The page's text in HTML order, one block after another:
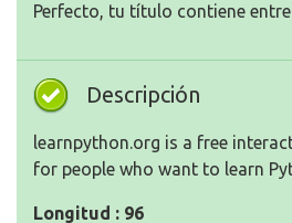
Perfecto, tu título contiene
Descripción
learnpython.org is a free
for people who want to learn
Longitud : 96